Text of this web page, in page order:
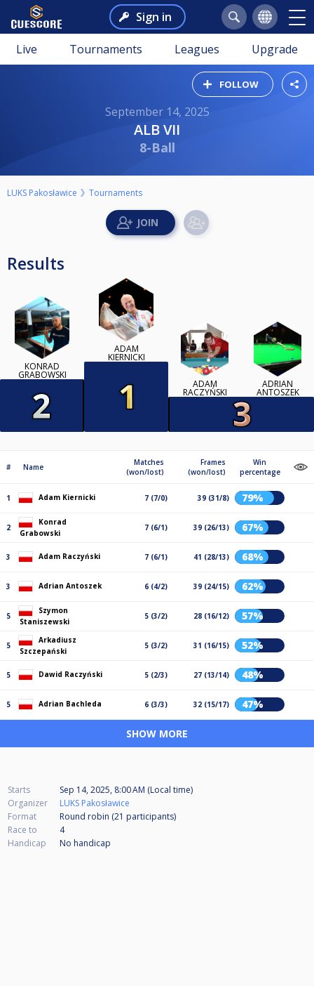
Sign in
Live Tournaments Leagues Upgrade
FOLLOW
September 14, 2025
ALB VII
8-Ball
LUKS Pakosławice Tournaments
Results
KONRAD
GRABOWSKI
ADAM
KIERNICKI
ADAM
RACZYŃSKI
ADRIAN
ANTOSZEK
# Name
Matches
(won/lost)
Frames
(won/lost)
Win
percentage
1 Adam Kiernicki 7 (7/0) 39 (31/8) 79%
2
Konrad
Grabowski
7 (6/1) 39 (26/13) 67%
3 Adam Raczyński 7 (6/1) 41 (28/13) 68%
3 Adrian Antoszek 6 (4/2) 39 (24/15) 62%
5
Szymon
Staniszewski
5 (3/2) 28 (16/12) 57%
5
Arkadiusz
Szczepański
5 (3/2) 31 (16/15) 52%
5 Dawid Raczyński 5 (2/3) 27 (13/14) 48%
5 Adrian Bachleda 6 (3/3) 32 (15/17) 47%
SHOW MORE
Starts
Sep 14, 2025, 8:00 AM (Local time)
Organizer
LUKS Pakosławice
Format
Round robin (21 participants)
Race to
4
Handicap
No handicap